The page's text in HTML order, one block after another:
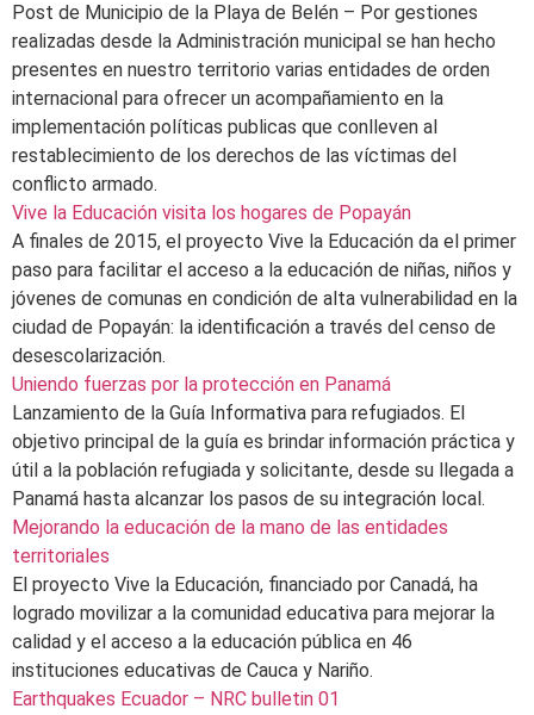
Post de Municipio de la Playa de Belén – Por gestiones
realizadas desde la Administración municipal se han hecho
presentes en nuestro territorio varias entidades de orden
internacional para ofrecer un acompañamiento en la
implementación políticas publicas que conlleven al
restablecimiento de los derechos de las víctimas del
conflicto armado.
Vive la Educación visita los hogares de Popayán
A finales de 2015, el proyecto Vive la Educación da el primer
paso para facilitar el acceso a la educación de niñas, niños y
jóvenes de comunas en condición de alta vulnerabilidad en la
ciudad de Popayán: la identificación a través del censo de
desescolarización.
Uniendo fuerzas por la protección en Panamá
Lanzamiento de la Guía Informativa para refugiados. El
objetivo principal de la guía es brindar información práctica y
útil a la población refugiada y solicitante, desde su llegada a
Panamá hasta alcanzar los pasos de su integración local.
Mejorando la educación de la mano de las entidades
territoriales
El proyecto Vive la Educación, financiado por Canadá, ha
logrado movilizar a la comunidad educativa para mejorar la
calidad y el acceso a la educación pública en 46
instituciones educativas de Cauca y Nariño.
Earthquakes Ecuador – NRC bulletin 01